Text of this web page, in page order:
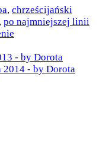
, chrześcijański
, po najmniejszej linii
- by Dorota
2014 - by Dorota